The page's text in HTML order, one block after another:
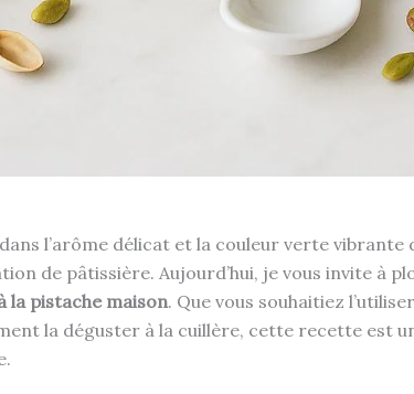
l’arôme délicat et la couleur verte vibrante
de pâtissière. Aujourd’hui, je vous invite à
la pistache maison. Que vous souhaitiez
la déguster à la cuillère, cette recette est